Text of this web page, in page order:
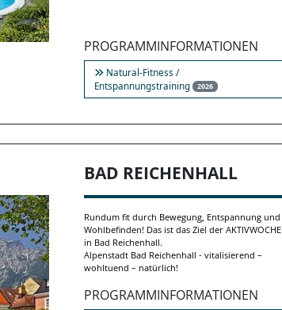
PROGRAMMINFORMATIONEN
Natural-Fitness /
Entspannungstraining 2026
BAD REICHENHALL
Rundum fit durch Bewegung, Entspannung und
Wohlbefinden! Das ist das Ziel der AKTIVWOCHE
in Bad Reichenhall.
Alpenstadt Bad Reichenhall - vitalisierend –
wohltuend – natürlich!
PROGRAMMINFORMATIONEN